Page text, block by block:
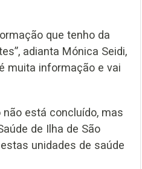
que tenho da
adianta Mónica Seidi,
muita informação e vai
não está concluído, mas
de Ilha de São
unidades de saúde